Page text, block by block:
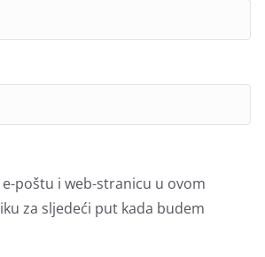
poštu i web-stranicu u ovom
za sljedeći put kada budem